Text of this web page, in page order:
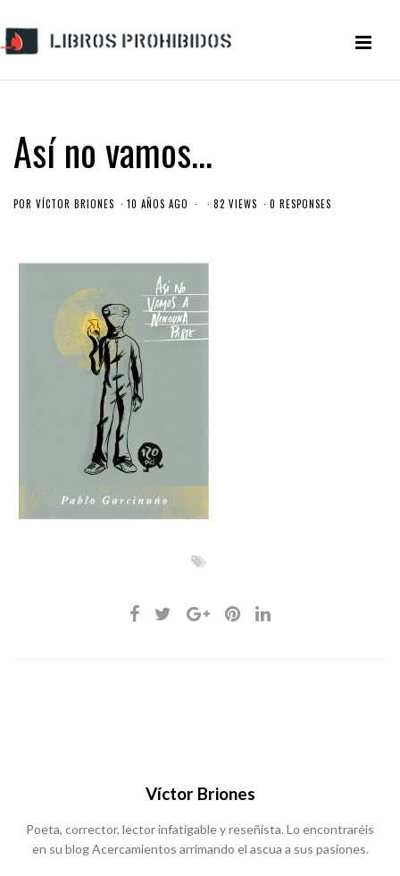
Así no vamos…
POR VÍCTOR BRIONES 10 AÑOS AGO 82 VIEWS 0 RESPONSES
Víctor Briones
Poeta, corrector, lector infatigable y reseñista. Lo encontraréis
en su blog Acercamientos arrimando el ascua a sus pasiones.